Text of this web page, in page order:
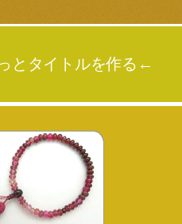
とタイトルを作る←